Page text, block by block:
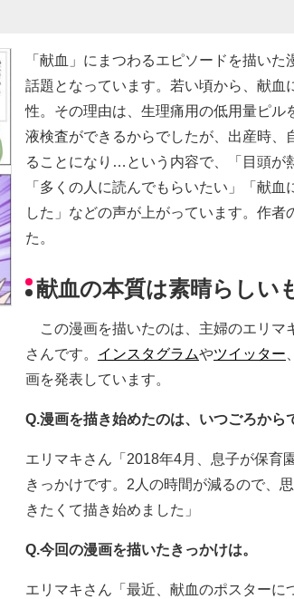
「献血」にまつわるエピソードを描いた
話題となっています。若い頃から、献血
性。その理由は、生理痛用の低用量ピル
液検査ができるからでしたが、出産時、
ることになり…という内容で、「目頭が
「多くの人に読んでもらいたい」「献血
した」などの声が上がっています。作者
た。
献血の本質は素晴らしい
この漫画を描いたのは、主婦のエリマ
さんです。 インスタグラムやツイッター
画を発表しています。
Q.漫画を描き始めたのは、いつごろから
エリマキさん「2018年4月、息子が保育
きっかけです。2人の時間が減るので、
きたくて描き始めました」
Q.今回の漫画を描いたきっかけは。
エリマキさん「最近、献血のポスターに